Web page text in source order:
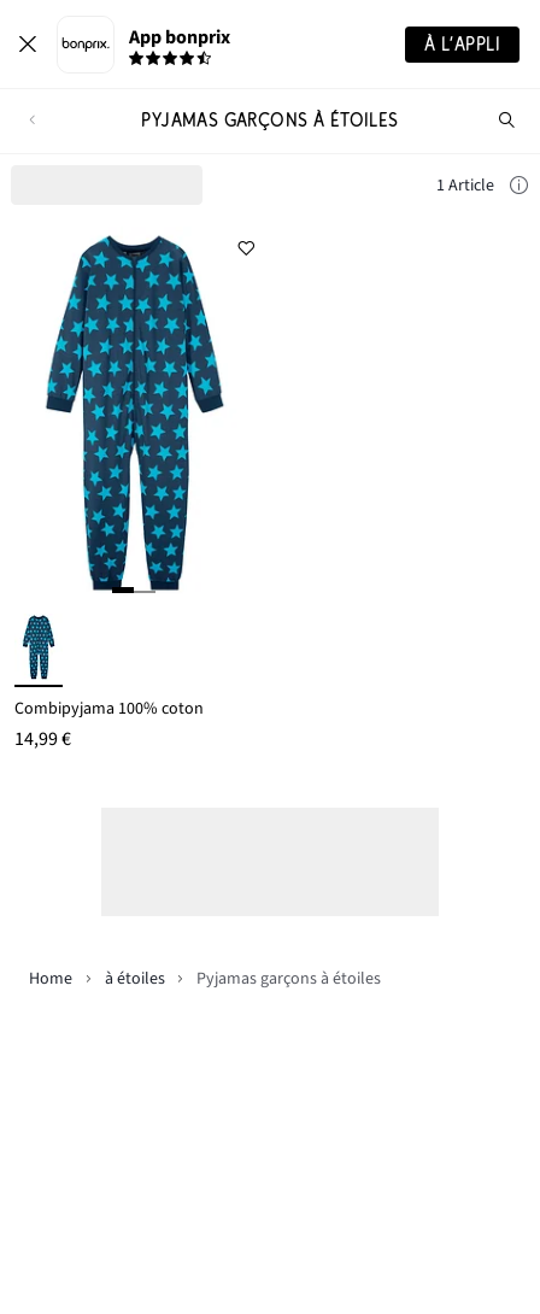
App bonprix À L’APPLI
PYJAMAS GARÇONS À ÉTOILES
1 Article
Combipyjama 100% coton
14,99 €
Home à étoiles Pyjamas garçons à étoiles